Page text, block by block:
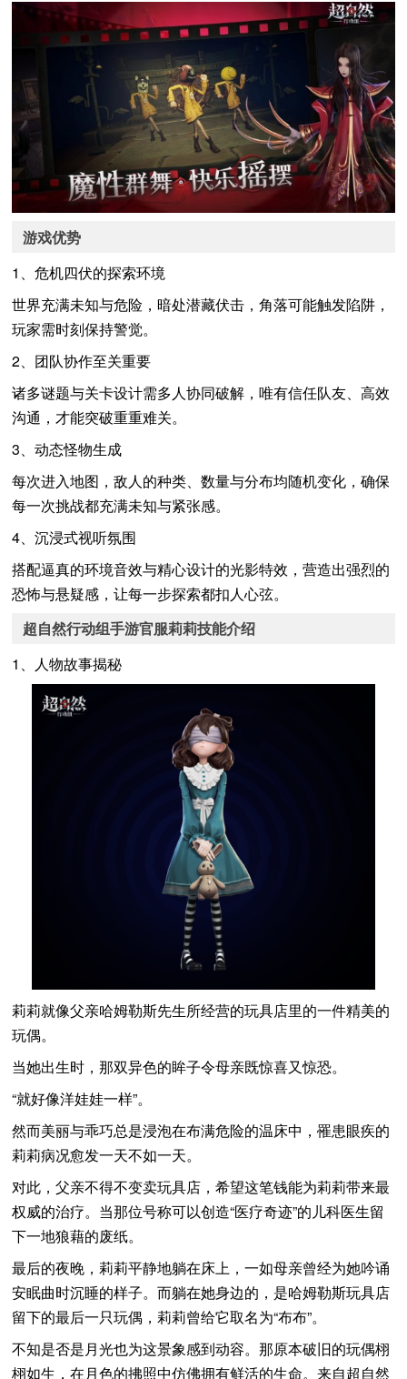
游戏优势
1、危机四伏的探索环境
世界充满未知与危险，暗处潜藏伏击，角落可能触发陷阱，
玩家需时刻保持警觉。
2、团队协作至关重要
诸多谜题与关卡设计需多人协同破解，唯有信任队友、高效
沟通，才能突破重重难关。
3、动态怪物生成
每次进入地图，敌人的种类、数量与分布均随机变化，确保
每一次挑战都充满未知与紧张感。
4、沉浸式视听氛围
搭配逼真的环境音效与精心设计的光影特效，营造出强烈的
恐怖与悬疑感，让每一步探索都扣人心弦。
超自然行动组手游官服莉莉技能介绍
1、人物故事揭秘
莉莉就像父亲哈姆勒斯先生所经营的玩具店里的一件精美的
玩偶。
当她出生时，那双异色的眸子令母亲既惊喜又惊恐。
“就好像洋娃娃一样”。
然而美丽与乖巧总是浸泡在布满危险的温床中，罹患眼疾的
莉莉病况愈发一天不如一天。
对此，父亲不得不变卖玩具店，希望这笔钱能为莉莉带来最
权威的治疗。当那位号称可以创造“医疗奇迹”的儿科医生留
下一地狼藉的废纸。
最后的夜晚，莉莉平静地躺在床上，一如母亲曾经为她吟诵
安眠曲时沉睡的样子。而躺在她身边的，是哈姆勒斯玩具店
留下的最后一只玩偶，莉莉曾给它取名为“布布”。
不知是否是月光也为这景象感到动容。那原本破旧的玩偶栩
栩如生，在月色的拂照中仿佛拥有鲜活的生命。来自超自然